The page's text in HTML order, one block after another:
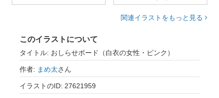
関連イラストをもっと見る
このイラストについて
タイトル: おしらせボード（白衣の女性・ピンク）
作者: まめ太さん
イラストのID: 27621959